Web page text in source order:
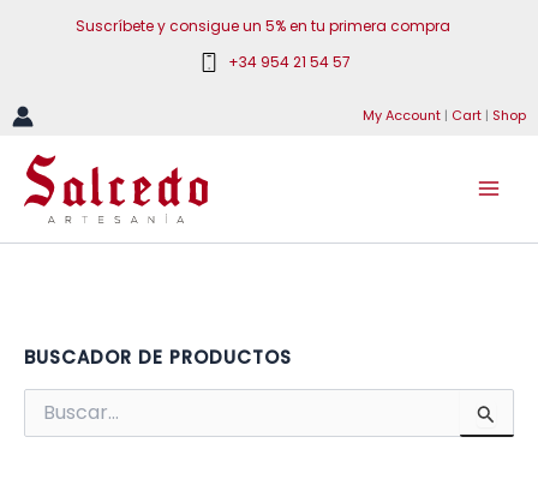
Suscríbete y consigue un 5% en tu primera compra
+34 954 21 54 57
My Account | Cart | Shop
BUSCADOR DE PRODUCTOS